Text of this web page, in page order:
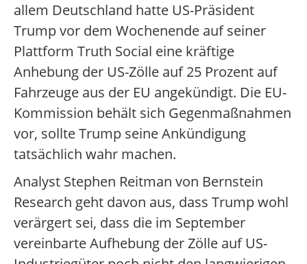
allem Deutschland hatte US-Präsident
Trump vor dem Wochenende auf seiner
Plattform Truth Social eine kräftige
Anhebung der US-Zölle auf 25 Prozent auf
Fahrzeuge aus der EU angekündigt. Die EU-
Kommission behält sich Gegenmaßnahmen
vor, sollte Trump seine Ankündigung
tatsächlich wahr machen.
Analyst Stephen Reitman von Bernstein
Research geht davon aus, dass Trump wohl
verärgert sei, dass die im September
vereinbarte Aufhebung der Zölle auf US-